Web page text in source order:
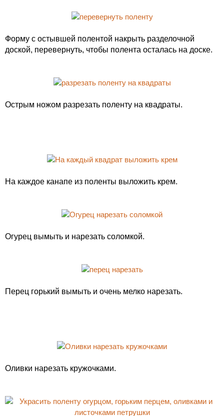
Форму с остывшей полентой накрыть разделочной
доской, перевернуть, чтобы полента осталась на доске.
Острым ножом разрезать поленту на квадраты.
На каждое канапе из поленты выложить крем.
Огурец вымыть и нарезать соломкой.
Перец горький вымыть и очень мелко нарезать.
Оливки нарезать кружочками.